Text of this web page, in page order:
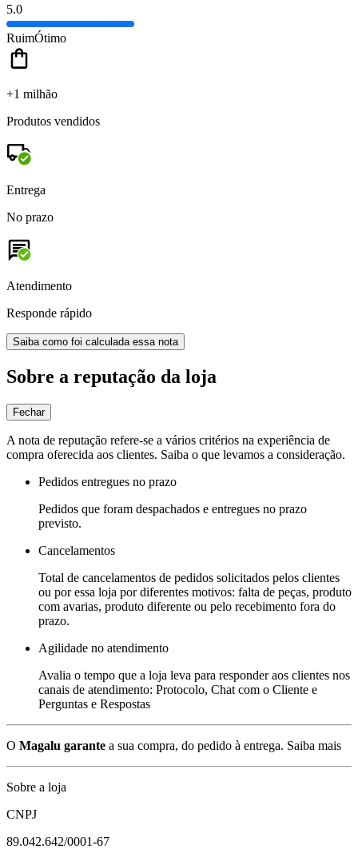
5.0
RuimÓtimo
+1 milhão
Produtos vendidos
Entrega
No prazo
Atendimento
Responde rápido
Saiba como foi calculada essa nota
Sobre a reputação da loja
Fechar
A nota de reputação refere-se a vários critérios na experiência de
compra oferecida aos clientes. Saiba o que levamos a consideração.
Pedidos entregues no prazo
Pedidos que foram despachados e entregues no prazo
previsto.
Cancelamentos
Total de cancelamentos de pedidos solicitados pelos clientes
ou por essa loja por diferentes motivos: falta de peças, produto
com avarias, produto diferente ou pelo recebimento fora do
prazo.
Agilidade no atendimento
Avalia o tempo que a loja leva para responder aos clientes nos
canais de atendimento: Protocolo, Chat com o Cliente e
Perguntas e Respostas
O Magalu garante a sua compra, do pedido à entrega. Saiba mais
Sobre a loja
CNPJ
89.042.642/0001-67